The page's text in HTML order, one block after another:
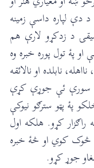
دې لپاره داسې زمينه
د زدکړو لارې هم
پۀ تول پوره خبره وه
نابلده او نالائقه
سورې ئې جوړې کړې
پۀ پټو سترګو نيوکې
کړو. هلکه اول
کوي او څۀ خبره
جوړ کړو.